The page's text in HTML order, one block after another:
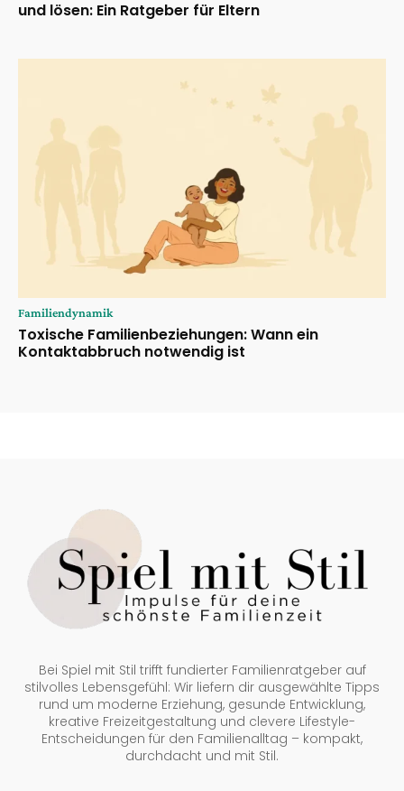
und lösen: Ein Ratgeber für Eltern
Familiendynamik
Toxische Familienbeziehungen: Wann ein
Kontaktabbruch notwendig ist
Bei Spiel mit Stil trifft fundierter Familienratgeber auf
stilvolles Lebensgefühl: Wir liefern dir ausgewählte Tipps
rund um moderne Erziehung, gesunde Entwicklung,
kreative Freizeitgestaltung und clevere Lifestyle-
Entscheidungen für den Familienalltag – kompakt,
durchdacht und mit Stil.